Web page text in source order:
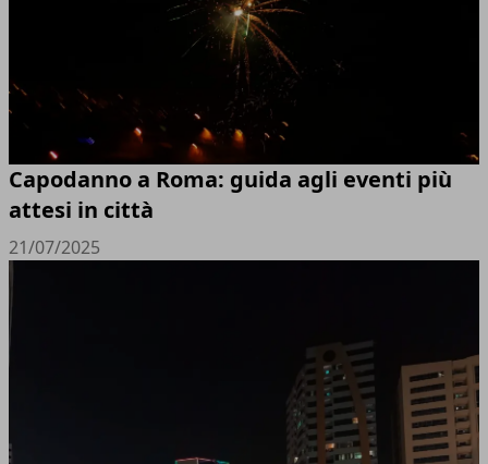
Capodanno a Roma: guida agli eventi più
attesi in città
21/07/2025